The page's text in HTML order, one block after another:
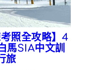
照全攻略】4
馬SIA中文訓
旅